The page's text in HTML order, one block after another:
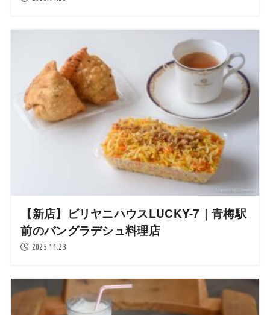
【新店】ビリヤニハウスLUCKY-7｜青梅駅
前のバングラデシュ料理店
2025.11.23